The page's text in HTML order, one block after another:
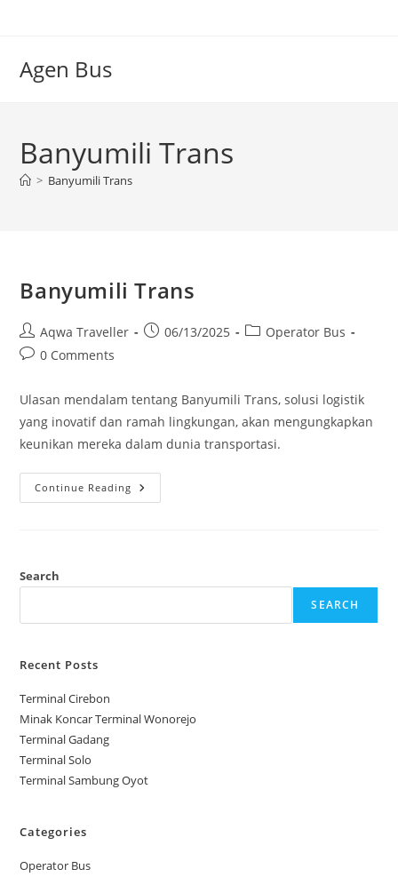
Agen Bus
Banyumili Trans
> Banyumili Trans
Banyumili Trans
Post
author:
Aqwa Traveller
Post06/13/2025
PostOperator Bus
Post0 Comments
Ulasan mendalam tentang Banyumili Trans, solusi logistik
yang inovatif dan ramah lingkungan, akan mengungkapkan
keunikan mereka dalam dunia transportasi.
Continue Reading Banyumili
Trans
Search
SEARCH
Recent Posts
Terminal Cirebon
Minak Koncar Terminal Wonorejo
Terminal Gadang
Terminal Solo
Terminal Sambung Oyot
Categories
Operator Bus